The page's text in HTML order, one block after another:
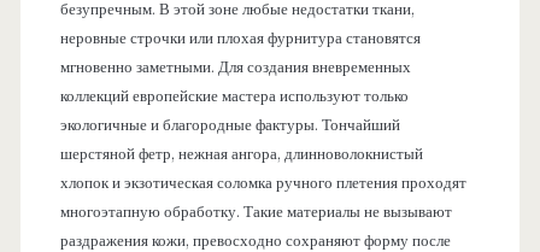
безупречным. В этой зоне любые недостатки ткани,
неровные строчки или плохая фурнитура становятся
мгновенно заметными. Для создания вневременных
коллекций европейские мастера используют только
экологичные и благородные фактуры. Тончайший
шерстяной фетр, нежная ангора, длинноволокнистый
хлопок и экзотическая соломка ручного плетения проходят
многоэтапную обработку. Такие материалы не вызывают
раздражения кожи, превосходно сохраняют форму после